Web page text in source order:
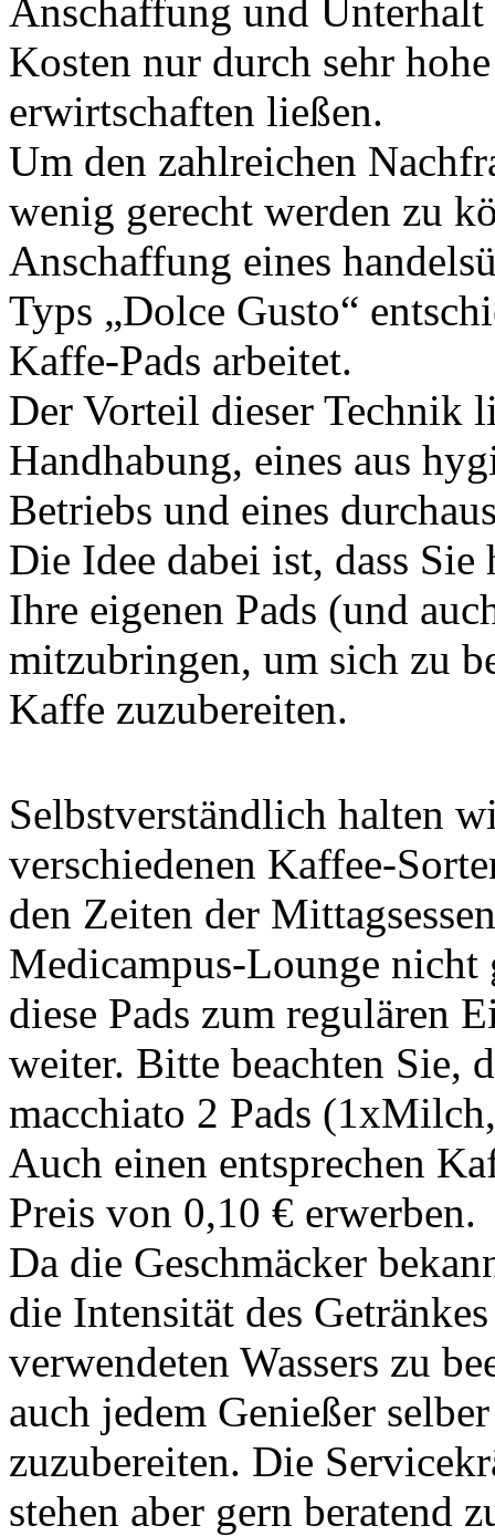
Anschaffung und Unterhalt
Kosten nur durch sehr
erwirtschaften ließen.
Um den zahlreichen
wenig gerecht werden zu
Anschaffung eines
Typs „Dolce Gusto“
Kaffe-Pads arbeitet.
Der Vorteil dieser Technik
Handhabung, eines aus
Betriebs und eines
Die Idee dabei ist, dass
Ihre eigenen Pads (und
mitzubringen, um sich zu
Kaffe zuzubereiten.
Selbstverständlich halten
verschiedenen Kaffee-
den Zeiten der
Medicampus-Lounge
diese Pads zum regulären
weiter. Bitte beachten Sie,
macchiato 2 Pads
Auch einen entsprechen
Preis von 0,10 € erwerben.
Da die Geschmäcker
die Intensität des
verwendeten Wassers zu
auch jedem Genießer
zuzubereiten. Die
stehen aber gern beratend